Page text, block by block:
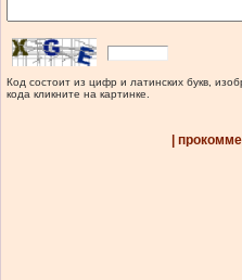
Код состоит из цифр и латинских букв,
кода кликните на картинке.
|